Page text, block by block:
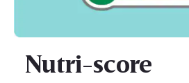
Nutri-score